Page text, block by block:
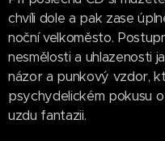
chvíli dole a pak zase
noční velkoměsto.
nesmělosti a uhlazenosti
názor a punkový vzdor,
psychydelickém pokusu
uzdu fantazii.